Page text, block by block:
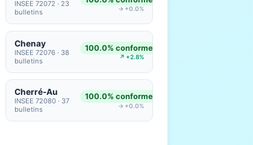
INSEE 72072 · 23
bulletins
→ +0.0%
Chenay
INSEE 72076 · 38
bulletins
100.0% conformes
↗ +2.8%
Cherré-Au
INSEE 72080 · 37
bulletins
100.0% conformes
→ +0.0%